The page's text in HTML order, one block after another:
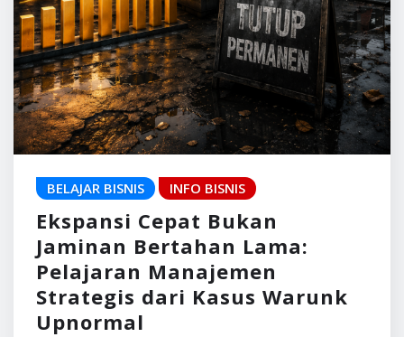
BELAJAR BISNIS INFO BISNIS
Ekspansi Cepat Bukan
Jaminan Bertahan Lama:
Pelajaran Manajemen
Strategis dari Kasus Warunk
Upnormal